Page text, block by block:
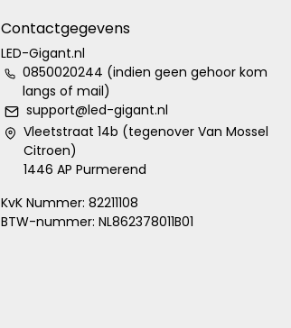
Contactgegevens
LED-Gigant.nl
0850020244 (indien geen gehoor kom
langs of mail)
support@led-gigant.nl
Vleetstraat 14b (tegenover Van Mossel
Citroen)
1446 AP Purmerend
KvK Nummer: 82211108
BTW-nummer: NL862378011B01